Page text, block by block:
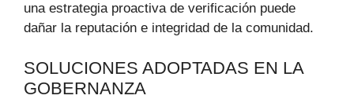
una estrategia proactiva de verificación puede
dañar la reputación e integridad de la comunidad.
SOLUCIONES ADOPTADAS EN LA
GOBERNANZA